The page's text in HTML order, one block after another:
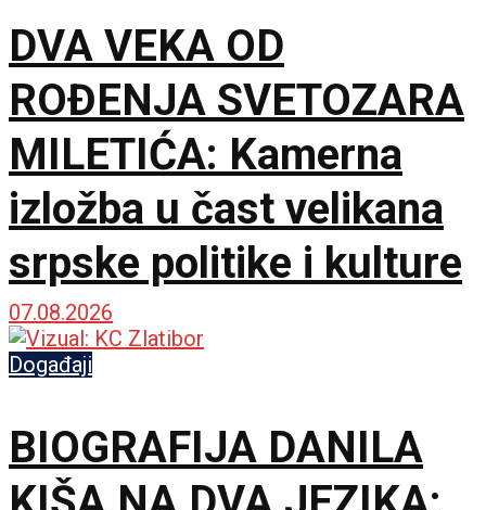
DVA VEKA OD
ROĐENJA SVETOZARA
MILETIĆA: Kamerna
izložba u čast velikana
srpske politike i kulture
07.08.2026
Događaji
BIOGRAFIJA DANILA